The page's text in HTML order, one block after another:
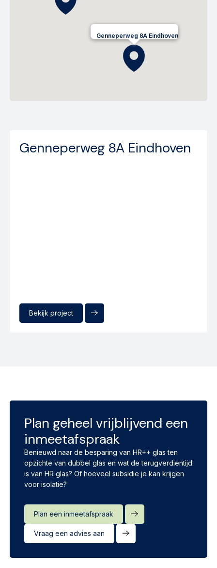
Genneperweg 8A Eindhoven
Bekijk project
Genneperweg 8A Eindhoven
Plan geheel vrijblijvend een
inmeetafspraak
Benieuwd naar de besparing van HR++ glas ten
opzichte van dubbel glas en wat de terugverdientijd
is van HR glas? Of hoeveel subsidie je kan krijgen
voor isolatie?
Plan een inmeetafspraak
Vraag een advies aan